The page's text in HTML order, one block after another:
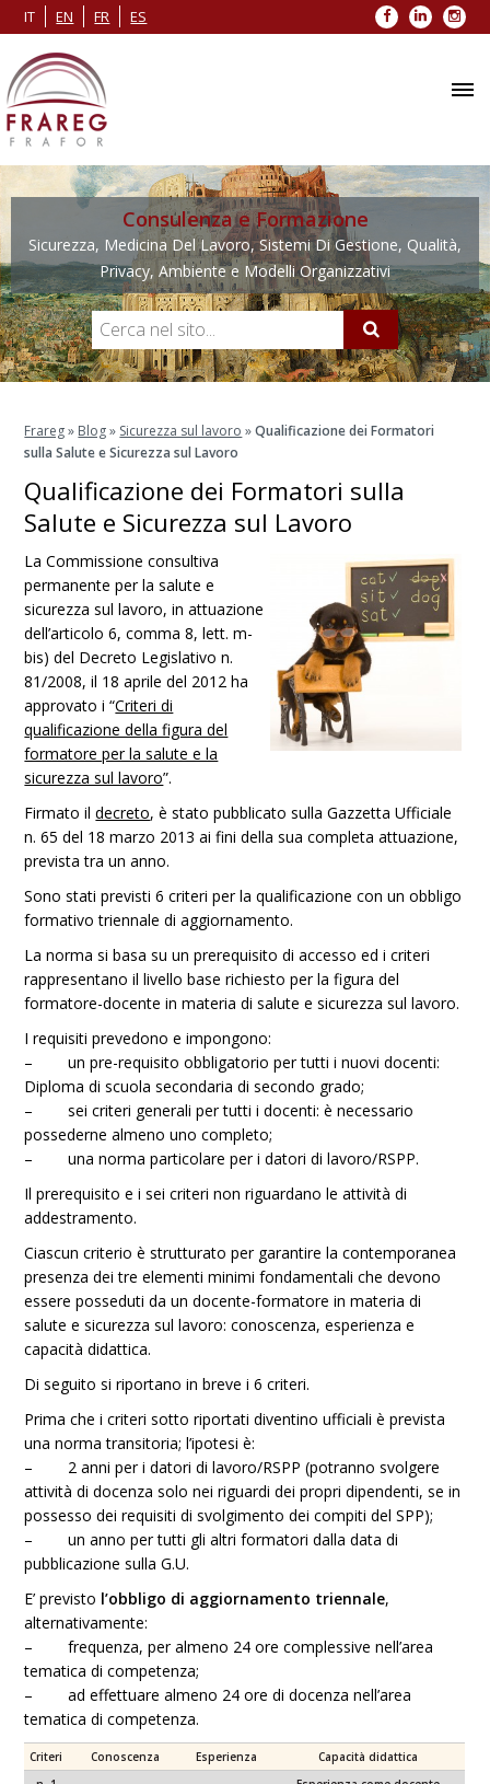
IT EN FR ES Facebook
LinkedIn
Consulenza e Formazione
Sicurezza, Medicina Del Lavoro, Sistemi Di Gestione, Qualità,
Privacy, Ambiente e Modelli Organizzativi
Frareg» Blog» Sicurezza sul lavoro »Qualificazione dei Formatori
sulla Salute e Sicurezza sul Lavoro
Qualificazione dei Formatori sulla
Salute e Sicurezza sul Lavoro
La Commissione consultiva
permanente per la salute e
sicurezza sul lavoro, in attuazione
dell’articolo 6, comma 8, lett. m-
bis) del Decreto Legislativo n.
81/2008, il 18 aprile del 2012 ha
approvato i “Criteri di
qualificazione della figura del
formatore per la salute e la
sicurezza sul lavoro”.
Firmato ildecreto, è stato pubblicato sulla Gazzetta Ufficiale
n. 65 del 18 marzo 2013 ai fini della sua completa attuazione,
prevista tra un anno.
Sono stati previsti 6 criteri per la qualificazione con un obbligo
formativo triennale di aggiornamento.
La norma si basa su un prerequisito di accesso ed i criteri
rappresentano il livello base richiesto per la figura del
formatore-docente in materia di salute e sicurezza sul lavoro.
I requisiti prevedono e impongono:
– un pre-requisito obbligatorio per tutti i nuovi docenti:
Diploma di scuola secondaria di secondo grado;
– sei criteri generali per tutti i docenti: è necessario
possederne almeno uno completo;
– una norma particolare per i datori di lavoro/RSPP.
Il prerequisito e i sei criteri non riguardano le attività di
addestramento.
Ciascun criterio è strutturato per garantire la contemporanea
presenza dei tre elementi minimi fondamentali che devono
essere posseduti da un docente-formatore in materia di
salute e sicurezza sul lavoro: conoscenza, esperienza e
capacità didattica.
Di seguito si riportano in breve i 6 criteri.
Prima che i criteri sotto riportati diventino ufficiali è prevista
una norma transitoria; l’ipotesi è:
– 2 anni per i datori di lavoro/RSPP (potranno svolgere
attività di docenza solo nei riguardi dei propri dipendenti, se in
possesso dei requisiti di svolgimento dei compiti del SPP);
– un anno per tutti gli altri formatori dalla data di
pubblicazione sulla G.U.
E’ previsto l’obbligo di aggiornamento triennale,
alternativamente:
– frequenza, per almeno 24 ore complessive nell’area
tematica di competenza;
– ad effettuare almeno 24 ore di docenza nell’area
tematica di competenza.
Criteri Conoscenza Esperienza
Capacità didattica